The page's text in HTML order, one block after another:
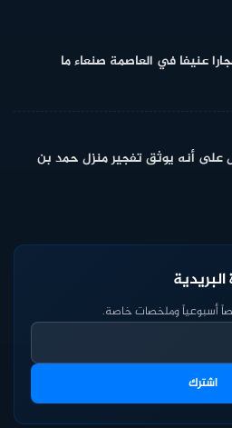
عنيفا في العاصمة صنعاء ما
على أنه يوثق تفجير منزل حمد بن
أسبوعياً وملخصات خاصة.
اشترك